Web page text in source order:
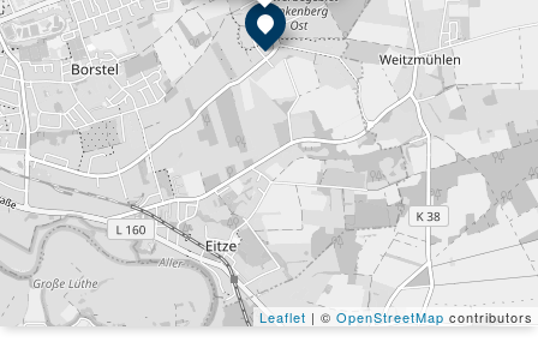
Leaflet | © OpenStreetMap contributors